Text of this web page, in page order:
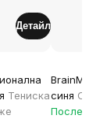
Тениска
Детайл
BrainMax
синя Синя
Последни